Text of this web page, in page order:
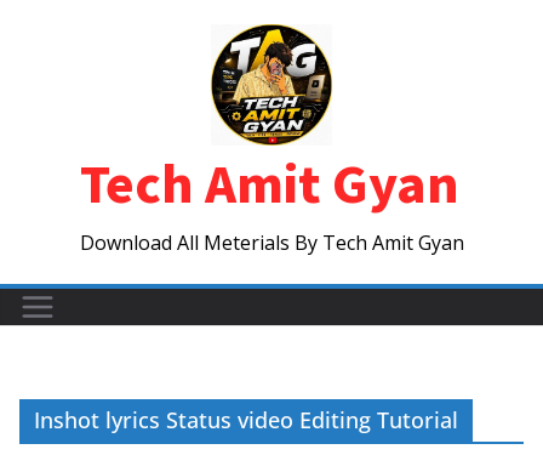
Tech Amit Gyan
Download All Meterials By Tech Amit Gyan
Inshot lyrics Status video Editing Tutorial